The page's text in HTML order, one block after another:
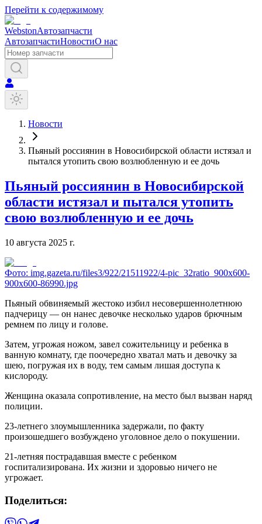
Перейти к содержимому
WebstonАвтозапчасти
АвтозапчастиНовостиО нас
Новости
Пьяный россиянин в Новосибирской области истязал и
пытался утопить свою возлюбленную и ее дочь
Пьяный россиянин в Новосибирской
области истязал и пытался утопить
свою возлюбленную и ее дочь
10 августа 2025 г.
Фото: img.gazeta.ru/files3/922/21511922/4-pic_32ratio_900x600-
900x600-86990.jpg
Пьяный обвиняемый жестоко избил несовершеннолетнюю
падчерицу — он нанес девочке несколько ударов брючным
ремнем по лицу и голове.
Затем, угрожая ножом, завел сожительницу и ребенка в
ванную комнату, где поочередно хватал мать и девочку за
шею, погружая их в воду, тем самым лишая доступа к
кислороду.
Женщина оказала сопротивление, на место был вызван наряд
полиции.
23-летнего злоумышленника задержали, по факту
произошедшего возбуждено уголовное дело о покушении.
21-летняя пострадавшая вместе с ребенком
госпитализирована. Их жизни и здоровью ничего не
угрожает.
Поделиться: